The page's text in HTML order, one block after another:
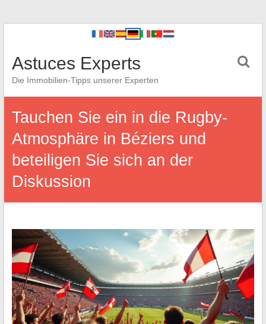
Astuces Experts
Die Immobilien-Tipps unserer Experten
Tauchen Sie ein in die Rugby-
Atmosphäre in Béziers und
beteiligen Sie sich an der
Diskussion